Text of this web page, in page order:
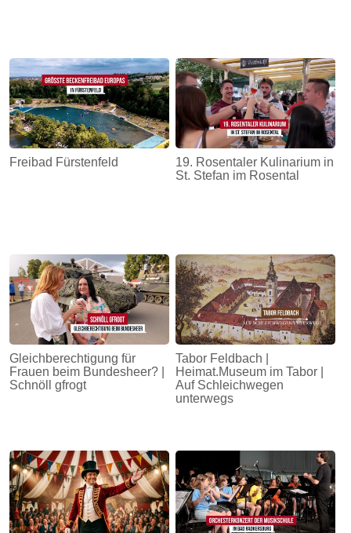
Freibad Fürstenfeld
19. Rosentaler Kulinarium in
St. Stefan im Rosental
Gleichberechtigung für
Frauen beim Bundesheer? |
Schnöll gfrogt
Tabor Feldbach |
Heimat.Museum im Tabor |
Auf Schleichwegen
unterwegs